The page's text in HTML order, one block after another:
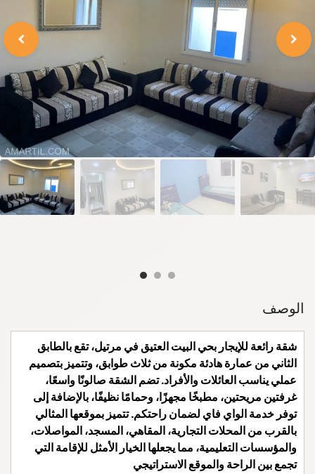
الوصف
شقة رائعة للإيجار بحي البيت العتيق في مرتيل، تقع بالطابق
الثاني من عمارة هادئة مكونة من ثلاث طوابق، وتتميز بتصميم
عملي يناسب العائلات والأفراد. تضم الشقة صالونًا واسعًا،
غرفتين مريحتين، مطبخًا مجهزًا، وحمامًا نظيفًا، بالإضافة إلى
توفر خدمة الواي فاي لضمان راحتكم. تتميز بموقعها المثالي
بالقرب من المحلات التجارية، المقاهي، المسجد، المواصلات،
والمؤسسات التعليمية، مما يجعلها الخيار الأمثل للإقامة التي
تجمع بين الراحة والموقع الاستراتيجي